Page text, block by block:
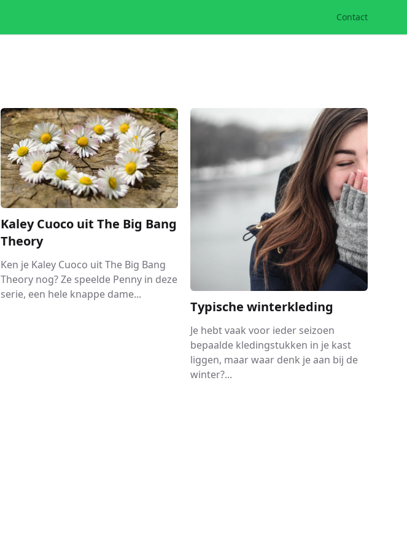
Contact
Kaley Cuoco uit The Big Bang
Theory
Ken je Kaley Cuoco uit The Big Bang
Theory nog? Ze speelde Penny in deze
serie, een hele knappe dame...
Typische winterkleding
Je hebt vaak voor ieder seizoen
bepaalde kledingstukken in je kast
liggen, maar waar denk je aan bij de
winter?...